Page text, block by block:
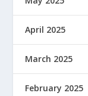
April 2025
March 2025
February 2025